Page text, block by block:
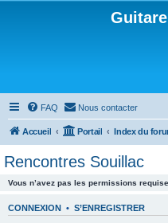
FAQ Nous contacter
Accueil Portail Index du
Rencontres Souillac
Vous n’avez pas les permissions
CONNEXION • S’ENREGISTRER